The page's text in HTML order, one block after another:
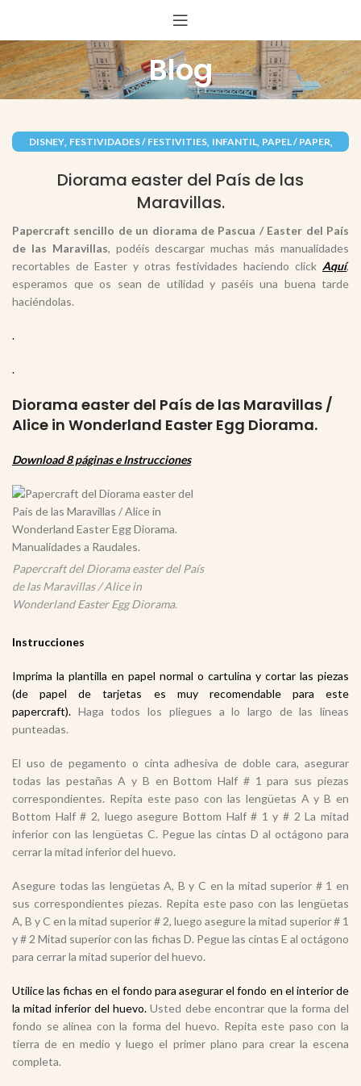
Blog
DISNEY, FESTIVIDADES / FESTIVITIES, INFANTIL, PAPEL / PAPER,
Diorama easter del País de las
Maravillas.
Papercraft sencillo de un diorama de Pascua / Easter del País
de las Maravillas, podéis descargar muchas más manualidades
recortables de Easter y otras festividades haciendo click Aquí,
esperamos que os sean de utilidad y paséis una buena tarde
haciéndolas.
.
.
Diorama easter del País de las Maravillas /
Alice in Wonderland Easter Egg Diorama.
Download 8 páginas e Instrucciones
Papercraft del Diorama easter del País
de las Maravillas / Alice in
Wonderland Easter Egg Diorama.
Instrucciones
Imprima la plantilla en papel normal o cartulina y cortar las piezas
(de papel de tarjetas es muy recomendable para este
papercraft). Haga todos los pliegues a lo largo de las líneas
punteadas.
El uso de pegamento o cinta adhesiva de doble cara, asegurar
todas las pestañas A y B en Bottom Half # 1 para sus piezas
correspondientes. Repita este paso con las lengüetas A y B en
Bottom Half # 2, luego asegure Bottom Half # 1 y # 2 La mitad
inferior con las lengüetas C. Pegue las cintas D al octágono para
cerrar la mitad inferior del huevo.
Asegure todas las lengüetas A, B y C en la mitad superior # 1 en
sus correspondientes piezas. Repita este paso con las lengüetas
A, B y C en la mitad superior # 2, luego asegure la mitad superior # 1
y # 2 Mitad superior con las fichas D. Pegue las cintas E al octágono
para cerrar la mitad superior del huevo.
Utilice las fichas en el fondo para asegurar el fondo en el interior de
la mitad inferior del huevo.Usted debe encontrar que la forma del
fondo se alinea con la forma del huevo. Repita este paso con la
tierra de en medio y luego el primer plano para crear la escena
completa.